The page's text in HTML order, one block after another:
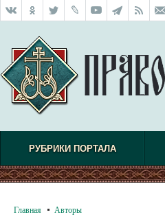
РУБРИКИ ПОРТАЛА
Главная Авторы